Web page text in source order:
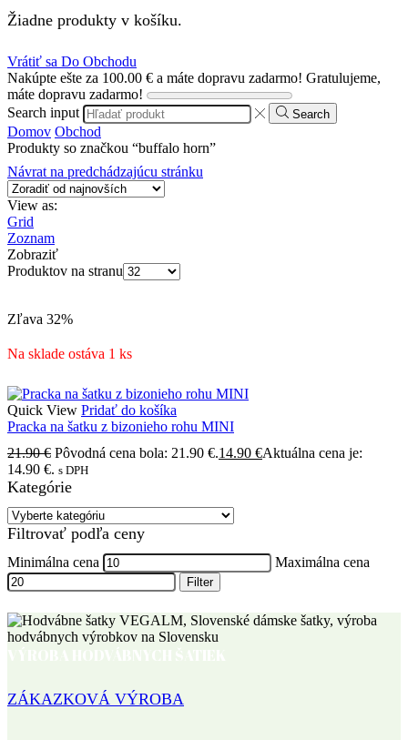
Žiadne produkty v košíku.
Vrátiť sa Do Obchodu
Nakúpte ešte za 100.00 € a máte dopravu zadarmo! Gratulujeme,
máte dopravu zadarmo!
Search input
Search
Domov Obchod
Produkty so značkou “buffalo horn”
Návrat na predchádzajúcu stránku
View as:
Grid
Zoznam
Zobraziť
Produktov na stranu
Zľava 32%
Na sklade ostáva 1 ks
Quick View Pridať do košíka
Pracka na šatku z bizonieho rohu MINI
21.90€ Pôvodná cena bola: 21.90 €.14.90 €Aktuálna cena je:
14.90 €. s DPH
Kategórie
Filtrovať podľa ceny
Minimálna cena Maximálna cena
Filter
ZÁKAZKOVÁ VÝROBA